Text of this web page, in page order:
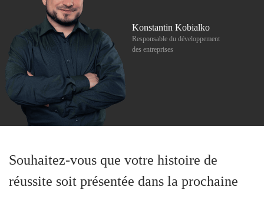
Konstantin Kobialko
Responsable du développement
des entreprises
Souhaitez-vous que votre histoire de
réussite soit présentée dans la prochaine